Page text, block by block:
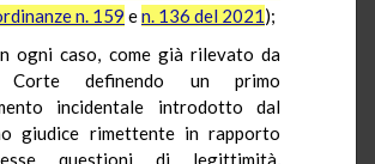
n. 159 en. 136 del 2021);
ogni caso, come già rilevato da
Corte definendo un primo
incidentale introdotto dal
giudice rimettente in rapporto
questioni di legittimità,